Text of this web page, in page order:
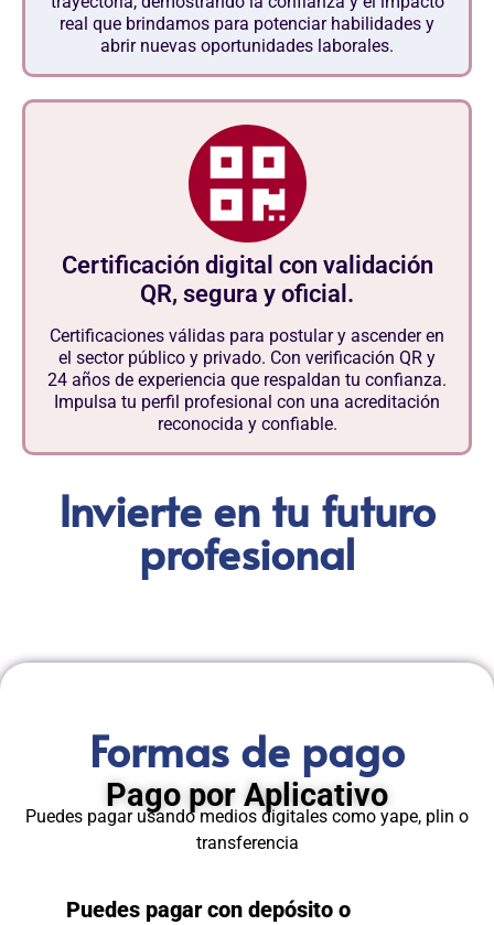
real que brindamos para potenciar habilidades y
abrir nuevas oportunidades laborales.
Certificación digital con validación
QR, segura y oficial.
Certificaciones válidas para postular y ascender en
el sector público y privado. Con verificación QR y
24 años de experiencia que respaldan tu confianza.
Impulsa tu perfil profesional con una acreditación
reconocida y confiable.
Invierte en tu futuro
profesional
Formas de pago
Pago por Aplicativo
Puedes pagar usando medios digitales como yape, plin o
transferencia
Puedes pagar con depósito o